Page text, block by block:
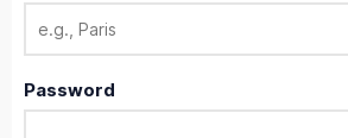
Password